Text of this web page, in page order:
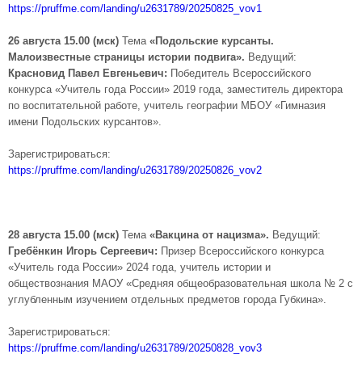
https://pruffme.com/landing/u2631789/20250825_vov1
26 августа 15.00 (мск) Тема «Подольские курсанты.
Малоизвестные страницы истории подвига». Ведущий:
Красновид Павел Евгеньевич: Победитель Всероссийского
конкурса «Учитель года России» 2019 года, заместитель директора
по воспитательной работе, учитель географии МБОУ «Гимназия
имени Подольских курсантов».
Зарегистрироваться:
https://pruffme.com/landing/u2631789/20250826_vov2
28 августа 15.00 (мск) Тема «Вакцина от нацизма». Ведущий:
Гребёнкин Игорь Сергеевич: Призер Всероссийского конкурса
«Учитель года России» 2024 года, учитель истории и
обществознания МАОУ «Средняя общеобразовательная школа № 2 с
углубленным изучением отдельных предметов города Губкина».
Зарегистрироваться:
https://pruffme.com/landing/u2631789/20250828_vov3